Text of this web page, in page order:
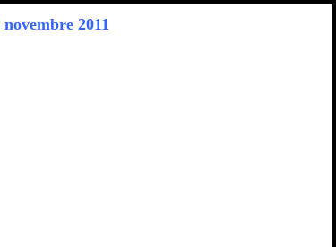
2011